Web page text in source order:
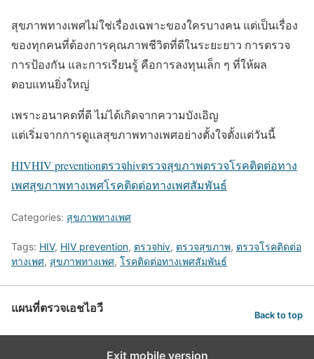
สุขภาพทางเพศไม่ใช่เรื่องเฉพาะของใครบางคน แต่เป็นเรื่อง
ของทุกคนที่ต้องการคุณภาพชีวิตที่ดีในระยะยาว การตรวจ
การป้องกัน และการเรียนรู้ คือการลงทุนเล็ก ๆ ที่ให้ผล
ตอบแทนยิ่งใหญ่
เพราะอนาคตที่ดี ไม่ได้เกิดจากความบังเอิญ
แต่เริ่มจากการดูแลสุขภาพทางเพศอย่างตั้งใจตั้งแต่วันนี้
HIVHIV preventionตรวจhivตรวจสุขภาพตรวจโรคติดต่อทาง
เพศสุขภาพทางเพศโรคติดต่อทางเพศสัมพันธ์
Categories: สุขภาพทางเพศ
Tags: HIV, HIV prevention, ตรวจhiv, ตรวจสุขภาพ, ตรวจโรคติดต่อ
ทางเพศ, สุขภาพทางเพศ, โรคติดต่อทางเพศสัมพันธ์
แผนที่ตรวจเอชไอวี Back to top
Exit mobile version